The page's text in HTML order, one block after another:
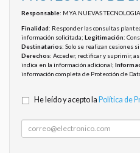
Responsable: MYA NUEVAS
Finalidad: Responder las consultas
información solicitada; Legitimación:
Destinatarios: Solo se realizan cesiones
Derechos: Acceder, rectificar y suprimir,
indica en la información adicional;
información completa de Protección de
He leído y acepto la Política de